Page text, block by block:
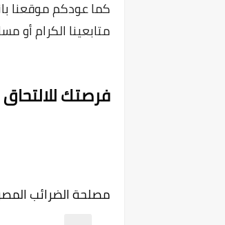
كما عودكم موقعنا
متابعينا الكرام أو
فرصتك
مصلحة الضرائب المصرية تعلن عن